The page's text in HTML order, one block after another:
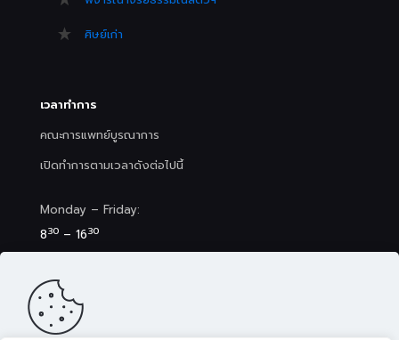
ศิษย์เก่า
เวลาทำการ
คณะการแพทย์บูรณาการ
เปิดทำการตามเวลาดังต่อไปนี้
Monday – Friday:
830 – 1630
8 30– 17